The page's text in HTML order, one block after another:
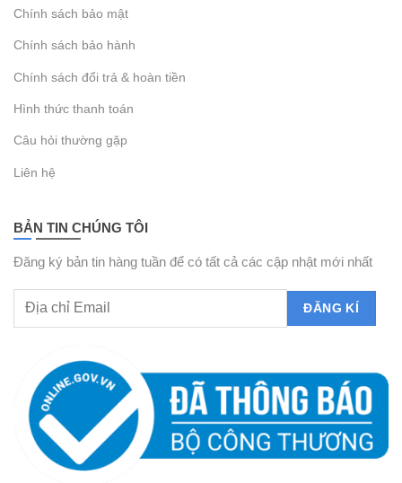
Chính sách bảo mật
Chính sách bảo hành
Chính sách đổi trả & hoàn tiền
Hình thức thanh toán
Câu hỏi thường gặp
Liên hệ
BẢN TIN CHÚNG TÔI
Đăng ký bản tin hàng tuần để có tất cả các cập nhật mới nhất